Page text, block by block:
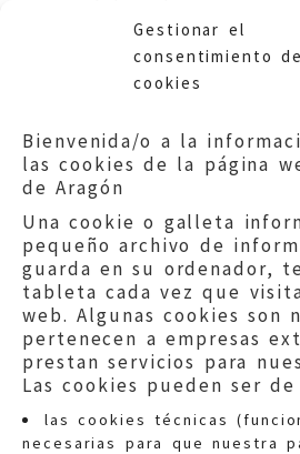
Gestionar el
consentimiento
cookies
Bienvenida/o a la
las cookies de la página
de Aragón
Una cookie o galleta
pequeño archivo de
guarda en su ordenador,
tableta cada vez que
web. Algunas cookies son
pertenecen a empresas
prestan servicios para
Las cookies pueden ser
las cookies técnicas
necesarias para que nuestra
elaborado
obra. Comarca del